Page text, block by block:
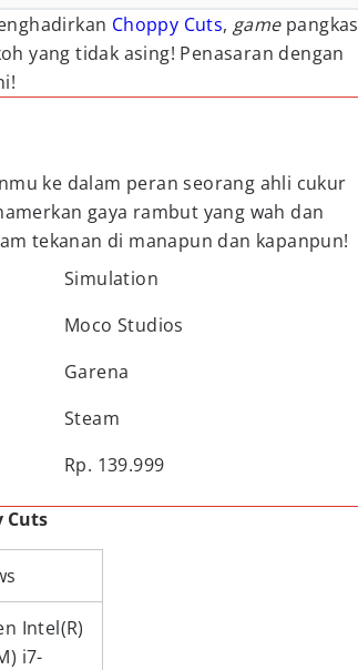
Choppy Cuts, game pangkas
yang tidak asing! Penasaran dengan
ke dalam peran seorang ahli cukur
gaya rambut yang wah dan
tekanan di manapun dan kapanpun!
Simulation
Moco Studios
Garena
Steam
Rp. 139.999
Cuts
Intel(R)
i7-